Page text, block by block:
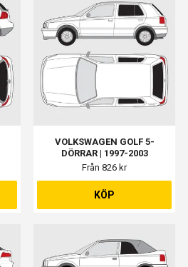
VOLKSWAGEN GOLF 5-
DÖRRAR | 1997-2003
Från 826 kr
KÖP